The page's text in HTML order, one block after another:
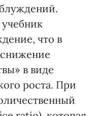
что в
в виде
роста. При